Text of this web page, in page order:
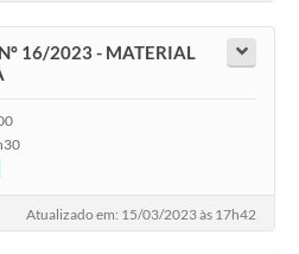
16/2023 - MATERIAL
Atualizado em: 15/03/2023 às 17h42